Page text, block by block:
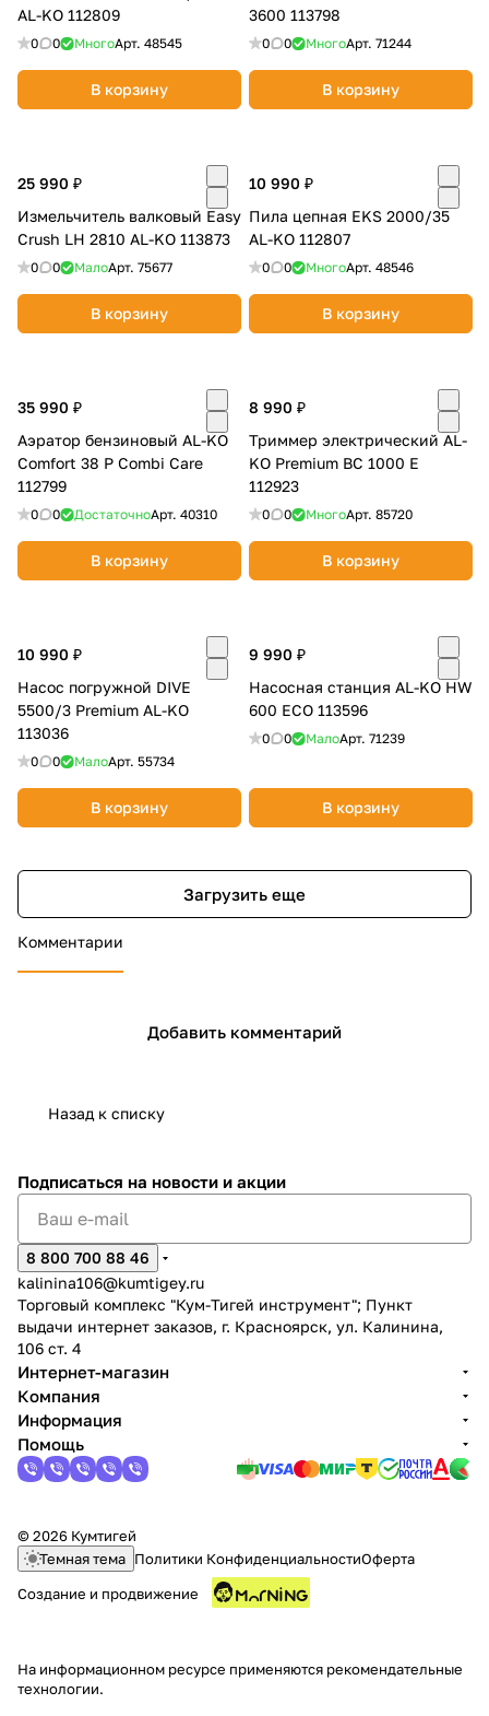
AL-KO 112809
0 0 МногоАрт. 48545
В корзину
3600 113798
0 0 МногоАрт. 71244
В корзину
25 990 ₽
Измельчитель валковый Easy
Crush LH 2810 AL-KO 113873
0 0 МалоАрт. 75677
В корзину
10 990 ₽
Пила цепная EKS 2000/35
AL-KO 112807
0 0 МногоАрт. 48546
В корзину
35 990 ₽
Аэратор бензиновый AL-KO
Comfort 38 P Combi Care
112799
0 0 ДостаточноАрт. 40310
В корзину
8 990 ₽
Триммер электрический AL-
KO Premium BC 1000 E
112923
0 0 МногоАрт. 85720
В корзину
10 990 ₽
Насос погружной DIVE
5500/3 Premium AL-KO
113036
0 0 МалоАрт. 55734
В корзину
9 990 ₽
Насосная станция AL-KO HW
600 ECO 113596
0 0 МалоАрт. 71239
В корзину
Загрузить еще
Комментарии
Добавить комментарий
Назад к списку
Подписаться на новости и акции
8 800 700 88 46
kalinina106@kumtigey.ru
Торговый комплекс "Кум-Тигей инструмент"; Пункт
выдачи интернет заказов, г. Красноярск, ул. Калинина,
106 ст. 4
Интернет-магазин
Компания
Информация
Помощь
© 2026 Кумтигей
Темная тема Политики КонфиденциальностиОферта
Создание и продвижение
На информационном ресурсе применяются рекомендательные
технологии.